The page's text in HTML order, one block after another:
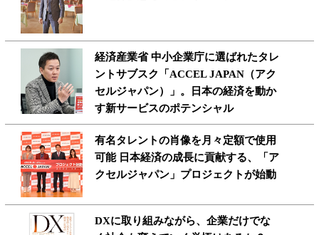
経済産業省 中小企業庁に選ばれたタレ
ントサブスク「ACCEL JAPAN（アク
セルジャパン）」。日本の経済を動か
す新サービスのポテンシャル
有名タレントの肖像を月々定額で使用
可能 日本経済の成長に貢献する、「ア
クセルジャパン」プロジェクトが始動
DXに取り組みながら、企業だけでな